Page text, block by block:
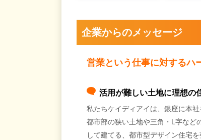
企業からのメッセージ
営業という仕事に対するハ
活用が難しい土地に理想の
私たちケイディアイは、銀座に本
都市部の狭い土地や三角・L字など
して建てる、都市型デザイン住宅を